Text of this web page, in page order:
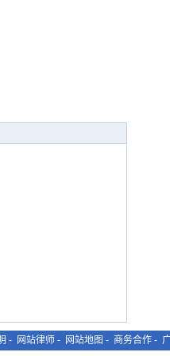
- 网站律师 - 网站地图 - 商务合作 -